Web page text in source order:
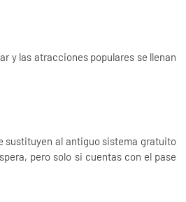
y las atracciones populares se llenan
sustituyen al antiguo sistema gratuito
pero solo si cuentas con el pase